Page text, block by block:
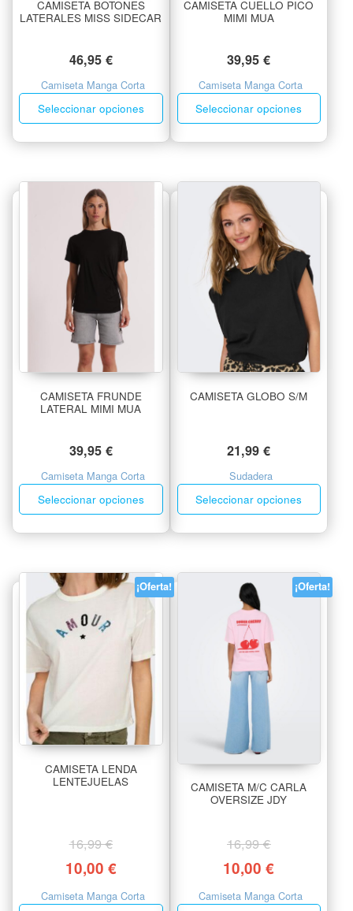
CAMISETA BOTONES
LATERALES MISS SIDECAR
46,95 €
Camiseta Manga Corta
Seleccionar opciones
CAMISETA CUELLO PICO
MIMI MUA
39,95€
Camiseta Manga Corta
Seleccionar opciones
CAMISETA FRUNDE
LATERAL MIMI MUA
39,95 €
Camiseta Manga Corta
Seleccionar opciones
CAMISETA GLOBO S/M
21,99€
Sudadera
Seleccionar opciones
¡Oferta!
CAMISETA LENDA
LENTEJUELAS
16,99€
10,00 €
Camiseta Manga Corta
¡Oferta!
CAMISETA M/C CARLA
OVERSIZE JDY
16,99€
10,00€
Camiseta Manga Corta